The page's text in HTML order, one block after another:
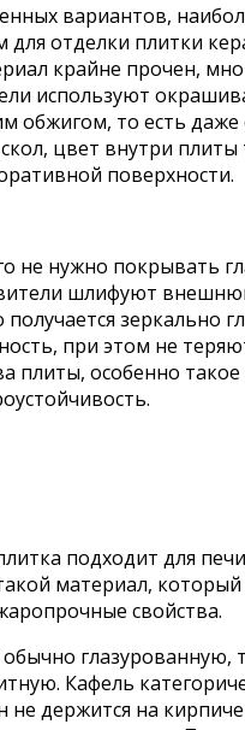
вариантов,
для отделки плитки
крайне прочен,
используют
обжигом, то есть даже
цвет внутри
поверхности.
не нужно покрывать
шлифуют
получается зеркально
при этом не
плиты, особенно
подходит для
материал, который
свойства.
глазурованную,
Кафель
не держится на